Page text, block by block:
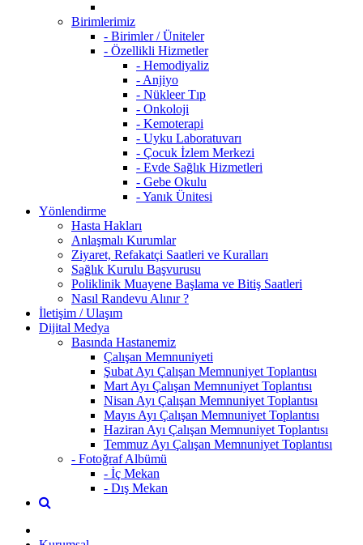
Birimlerimiz
- Birimler / Üniteler
- Özellikli Hizmetler
- Hemodiyaliz
- Anjiyo
- Nükleer Tıp
- Onkoloji
- Kemoterapi
- Uyku Laboratuvarı
- Çocuk İzlem Merkezi
- Evde Sağlık Hizmetleri
- Gebe Okulu
- Yanık Ünitesi
Yönlendirme
Hasta Hakları
Anlaşmalı Kurumlar
Ziyaret, Refakatçi Saatleri ve Kuralları
Sağlık Kurulu Başvurusu
Poliklinik Muayene Başlama ve Bitiş Saatleri
Nasıl Randevu Alınır ?
İletişim / Ulaşım
Dijital Medya
Basında Hastanemiz
Çalışan Memnuniyeti
Şubat Ayı Çalışan Memnuniyet Toplantısı
Mart Ayı Çalışan Memnuniyet Toplantısı
Nisan Ayı Çalışan Memnuniyet Toplantısı
Mayıs Ayı Çalışan Memnuniyet Toplantısı
Haziran Ayı Çalışan Memnuniyet Toplantısı
Temmuz Ayı Çalışan Memnuniyet Toplantısı
- Fotoğraf Albümü
- İç Mekan
- Dış Mekan